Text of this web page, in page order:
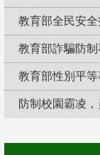
教育部全民安
教育部詐騙防制
教育部性別平等
防制校園霸凌，